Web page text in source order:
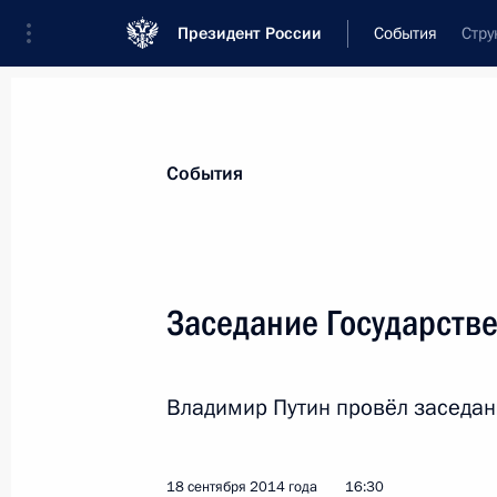
Президент России События
Новости
22 сентября 2014 года, 12:10 Москва,
События
Заседание
Владимир Путин провёл
18 сентября 2014 года 16:30